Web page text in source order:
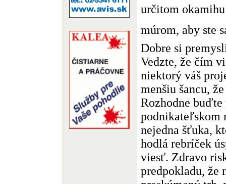
určitom okamihu
múrom, aby ste
Dobre si
Vedzte, že čím
niektorý váš
menšiu šancu,
Rozhodne
podnikateľskom
nejedna šťuka,
hodlá rebríček
viesť. Zdravo
predpokladu, že